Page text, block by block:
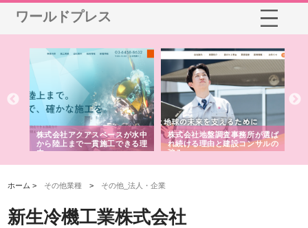
ワールドプレス
株式会社アクアスペースが水中
から陸上まで一貫施工できる理
由
株式会社地盤調査事務所が選ば
れ続ける理由と建設コンサルの
強み
ホーム > その他業種 > その他_法人・企業
新生冷機工業株式会社